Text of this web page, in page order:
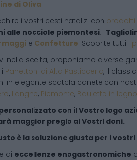
di Oliva.
i vostri cesti natalizi con prodotti
alle nocciole piemontesi, i
e Confetture. Scoprite tutti i
nella scelta, proponiamo diverse
Panettoni di Alta Pasticceria, il
in elegante scatola canetè con
, Langhe, Piemonte, Bauletto in legno
con il Vostro logo
maggior pregio ai Vostri doni.
è la soluzione giusta per i
di eccellenze enogastronomiche